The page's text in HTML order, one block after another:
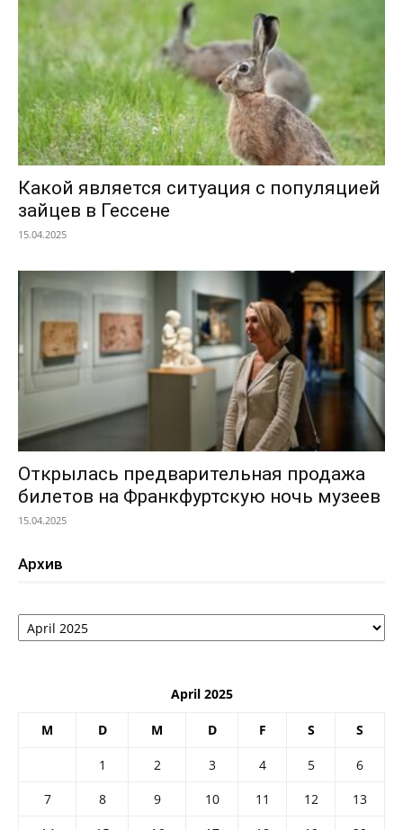
Какой является ситуация с популяцией
зайцев в Гессене
15.04.2025
Открылась предварительная продажа
билетов на Франкфуртскую ночь музеев
15.04.2025
Архив
Архив
April 2025
M D M D F S S
1 2 3 4 5
6
7
8 9 10 11 12
13